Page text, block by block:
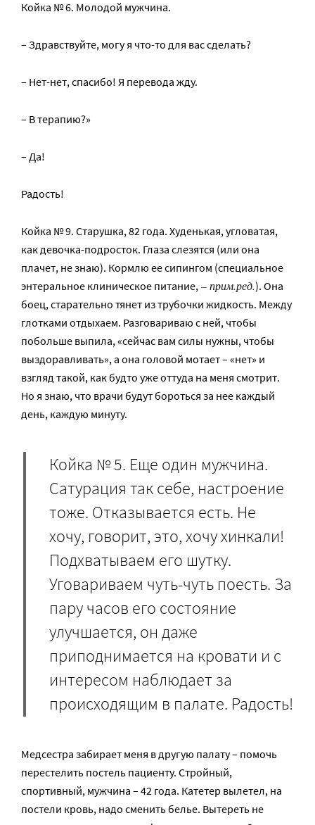
Койка № 6. Молодой мужчина.
– Здравствуйте, могу я что-то для вас сделать?
– Нет-нет, спасибо! Я перевода жду.
– В терапию?»
– Да!
Радость!
Койка № 9. Старушка, 82 года. Худенькая, угловатая,
как девочка-подросток. Глаза слезятся (или она
плачет, не знаю). Кормлю ее сипингом (специальное
энтеральное клиническое питание, – прим.ред.). Она
боец, старательно тянет из трубочки жидкость. Между
глотками отдыхаем. Разговариваю с ней, чтобы
побольше выпила, «сейчас вам силы нужны, чтобы
выздоравливать», а она головой мотает – «нет» и
взгляд такой, как будто уже оттуда на меня смотрит.
Но я знаю, что врачи будут бороться за нее каждый
день, каждую минуту.
Койка № 5. Еще один мужчина.
Сатурация так себе, настроение
тоже. Отказывается есть. Не
хочу, говорит, это, хочу хинкали!
Подхватываем его шутку.
Уговариваем чуть-чуть поесть. За
пару часов его состояние
улучшается, он даже
приподнимается на кровати и с
интересом наблюдает за
происходящим в палате. Радость!
Медсестра забирает меня в другую палату – помочь
перестелить постель пациенту. Стройный,
спортивный, мужчина – 42 года. Катетер вылетел, на
постели кровь, надо сменить белье. Вытереть не